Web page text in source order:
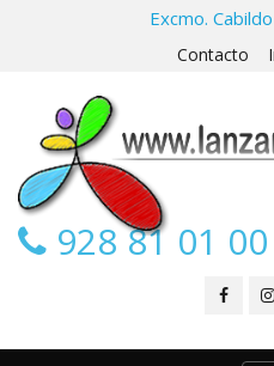
Excmo.
Contacto
928 81 01 00